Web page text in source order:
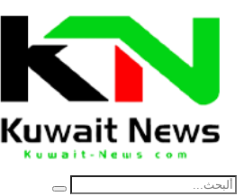
NE
News Elementor